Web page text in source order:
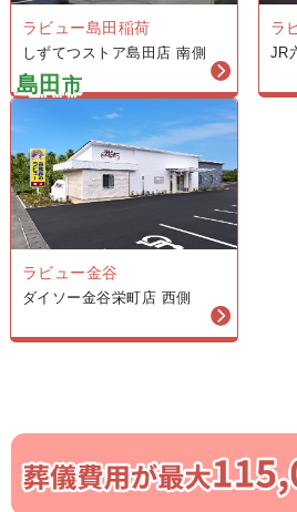
ラビュー島田稲荷
しずてつストア島田店 南側
ラ
JR
島田 市
ラビュー金谷
ダイソー金谷栄町店 西側